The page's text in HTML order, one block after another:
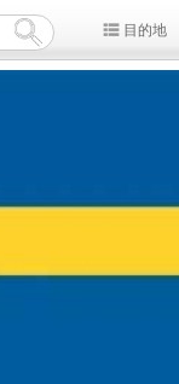
目的地